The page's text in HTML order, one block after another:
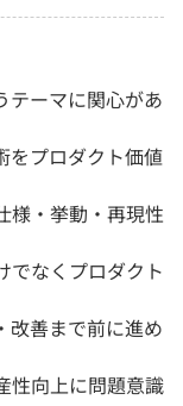
テーマに関心があ
をプロダクト価値
様・挙動・再現性
でなくプロダクト
改善まで前に進め
性向上に問題意識